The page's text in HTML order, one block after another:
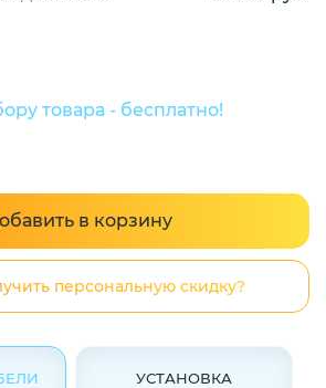
товара - бесплатно!
в корзину
персональную скидку?
УСТАНОВКА